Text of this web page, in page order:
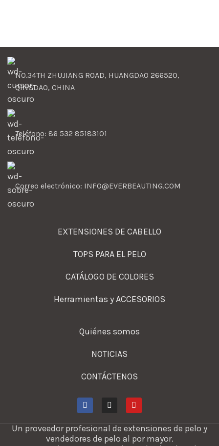
NO.34TH ZHUJIANG ROAD, HUANGDAO 266520,
QINGDAO, CHINA
Teléfono: 86 532 85183101
Correo electrónico: INFO@EVERBEAUTING.COM
EXTENSIONES DE CABELLO
TOPS PARA EL PELO
CATÁLOGO DE COLORES
Herramientas y ACCESORIOS
Quiénes somos
NOTICIAS
CONTÁCTENOS
Un proveedor profesional de extensiones de pelo y
vendedores de pelo al por mayor.